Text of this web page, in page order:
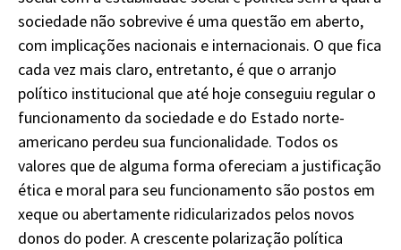
sociedade não sobrevive é uma questão em aberto,
com implicações nacionais e internacionais. O que fica
cada vez mais claro, entretanto, é que o arranjo
político institucional que até hoje conseguiu regular o
funcionamento da sociedade e do Estado norte-
americano perdeu sua funcionalidade. Todos os
valores que de alguma forma ofereciam a justificação
ética e moral para seu funcionamento são postos em
xeque ou abertamente ridicularizados pelos novos
donos do poder. A crescente polarização política